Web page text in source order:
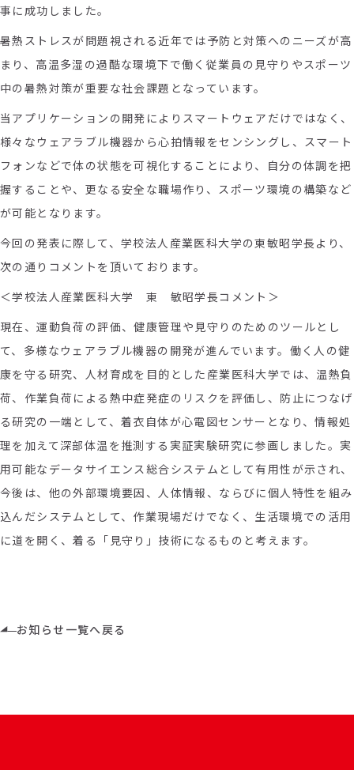
事に成功しました。
暑熱ストレスが問題視される近年では予防と対策へのニーズが高
まり、高温多湿の過酷な環境下で働く従業員の見守りやスポーツ
中の暑熱対策が重要な社会課題となっています。
当アプリケーションの開発によりスマートウェアだけではなく、
様々なウェアラブル機器から心拍情報をセンシングし、スマート
フォンなどで体の状態を可視化することにより、自分の体調を把
握することや、更なる安全な職場作り、スポーツ環境の構築など
が可能となります。
今回の発表に際して、学校法人産業医科大学の東敏昭学長より、
次の通りコメントを頂いております。
＜学校法人産業医科大学 東 敏昭学長コメント＞
現在、運動負荷の評価、健康管理や見守りのためのツールとし
て、多様なウェアラブル機器の開発が進んでいます。働く人の健
康を守る研究、人材育成を目的とした産業医科大学では、温熱負
荷、作業負荷による熱中症発症のリスクを評価し、防止につなげ
る研究の一端として、着衣自体が心電図センサーとなり、情報処
理を加えて深部体温を推測する実証実験研究に参画しました。実
用可能なデータサイエンス総合システムとして有用性が示され、
今後は、他の外部環境要因、人体情報、ならびに個人特性を組み
込んだシステムとして、作業現場だけでなく、生活環境での活用
に道を開く、着る「見守り」技術になるものと考えます。
お知らせ一覧へ戻る